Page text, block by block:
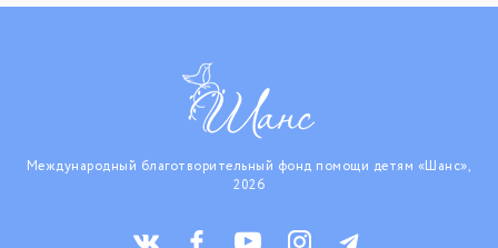
Международный благотворительный фонд помощи детям «Шанс»,
2026